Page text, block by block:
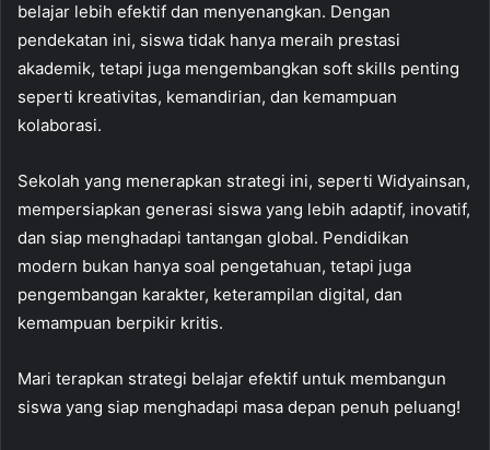
belajar lebih efektif dan menyenangkan. Dengan
pendekatan ini, siswa tidak hanya meraih prestasi
akademik, tetapi juga mengembangkan soft skills penting
seperti kreativitas, kemandirian, dan kemampuan
kolaborasi.
Sekolah yang menerapkan strategi ini, seperti Widyainsan,
mempersiapkan generasi siswa yang lebih adaptif, inovatif,
dan siap menghadapi tantangan global. Pendidikan
modern bukan hanya soal pengetahuan, tetapi juga
pengembangan karakter, keterampilan digital, dan
kemampuan berpikir kritis.
Mari terapkan strategi belajar efektif untuk membangun
siswa yang siap menghadapi masa depan penuh peluang!